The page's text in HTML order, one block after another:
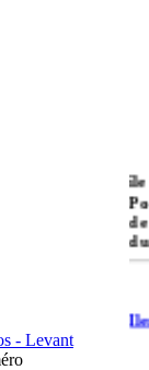
île
- Levant